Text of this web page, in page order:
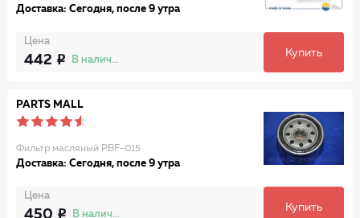
Доставка: Сегодня, после 9 утра
Цена
442 В наличии
Купить
PARTS MALL
Фильтр масляный PBF-015
Доставка: Сегодня, после 9 утра
Цена
450 В наличии
Купить